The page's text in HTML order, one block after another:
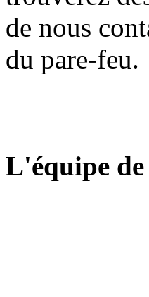
de nous
du pare-feu.
L'équipe